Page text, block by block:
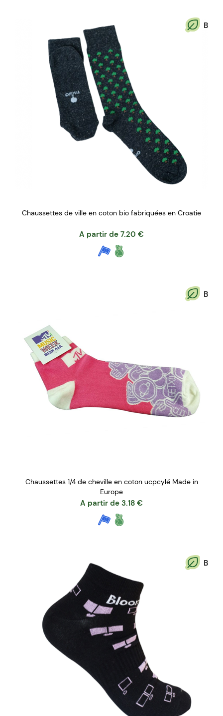
B
Chaussettes de ville en coton bio fabriquées en Croatie
A partir de 7.20 €
B
Chaussettes 1/4 de cheville en coton ucpcylé Made in
Europe
A partir de 3.18 €
B